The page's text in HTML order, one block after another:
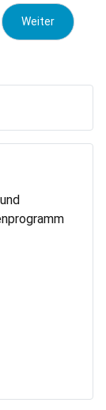
Nächster
Weiter